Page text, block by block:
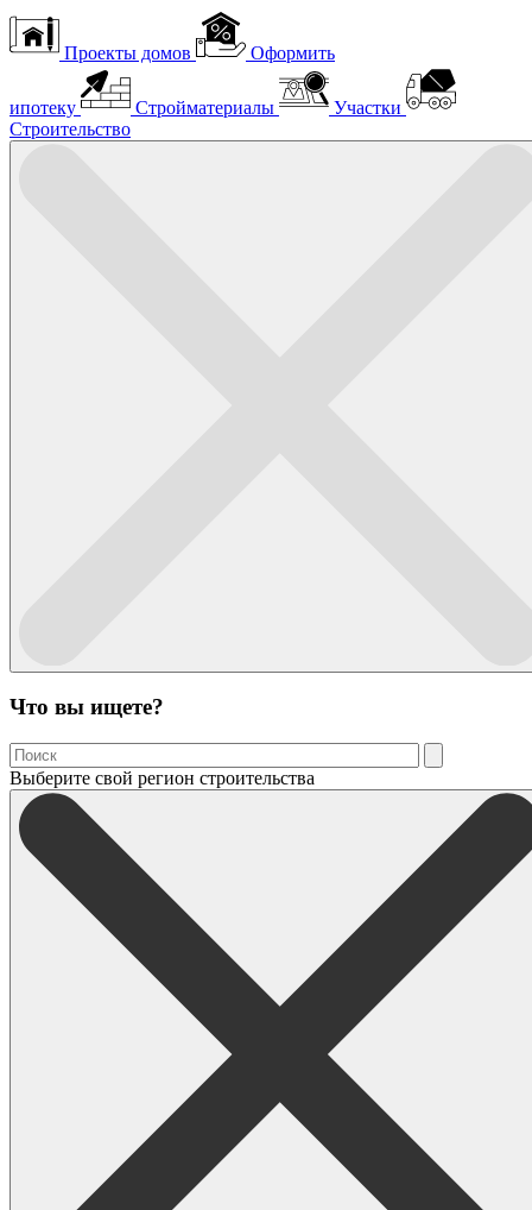
Проекты домов Оформить
ипотеку Стройматериалы
Участки
Строительство
Что вы ищете?
Выберите свой регион строительства